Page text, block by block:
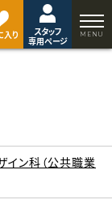
入り
スタッフ
専用ページ
イン科（公共職業